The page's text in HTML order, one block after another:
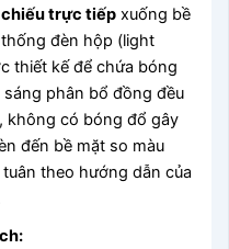
chiếu trực tiếp xuống bề
đèn hộp (light
thiết kế để chứa bóng
phân bổ đồng đều
không có bóng đổ gây
đến bề mặt so màu
theo hướng dẫn của